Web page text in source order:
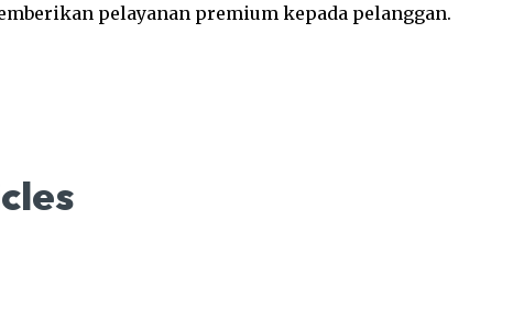
pelayanan premium kepada pelanggan.